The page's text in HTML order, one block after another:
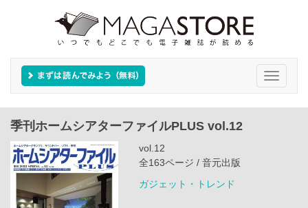
Toggle
季刊ホームシアターファイルPLUS vol.12
vol.12
全163ページ / 音元出版
ガジェット・トレンド